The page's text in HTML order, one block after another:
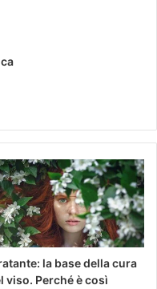
la base della cura
viso. Perché è così